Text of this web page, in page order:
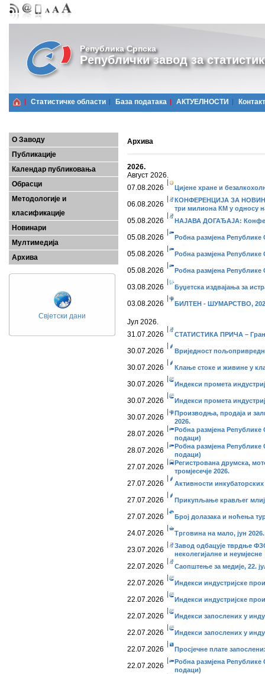
Република Српска
Републички завод за
Статистичке области Базa података АКТУЕЛНОСТИ Контакт
О Заводу
Публикације
Календар публиковања
Обрасци
Методологије и
класификације
Новинари
Мултимедија
Архива
Свјетски дани
Архива
2026.
Август 2026.
07.08.2026
Цијене хране и
06.08.2026
КОНФЕРЕНЦИЈА ЗА
три милиона КМ у односу
05.08.2026 НАЈАВА ДОГАЂАЈА:
05.08.2026 Робна размјена Републике
05.08.2026 Робна размјена
05.08.2026 Робна размјена Републике
03.08.2026 Буџетска издвајања за
03.08.2026 БИЛТЕН - ШУМАРСТВО,
Јул 2026.
31.07.2026
СТАТИСТИКА ПРИЧА –
30.07.2026 Вриједност
30.07.2026 Клање стоке и живине у
30.07.2026 Индекси промета
30.07.2026 Индекси промета
30.07.2026
Производња, продаја и
2026.
28.07.2026
Робна размјена Републике
подаци)
28.07.2026
Робна размјена Републике
подаци)
27.07.2026
Регистрована друмска,
тромјесечје 2026.
27.07.2026 Активности инкубаторских
27.07.2026 Прикупљање крављег
27.07.2026 Број долазака и ноћења
24.07.2026 Трговина на мало, јун 2026.
23.07.2026
Завод одбацује тврдње
неколегијалне и неумјесне
22.07.2026 Саопштење за медије, 22.
22.07.2026 Индекси индустријске
22.07.2026 Индекси индустријске
22.07.2026 Индекси запослених у
22.07.2026 Индекси запослених у
22.07.2026 Просјечне плате
22.07.2026
Робна размјена Републике
подаци)